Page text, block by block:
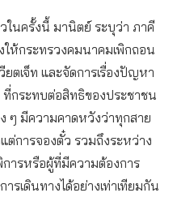
ในครั้งนี้ มานิตย์ ระบุว่า ภาคี
ให้กระทรวงคมนาคมเพิกถอน
ตเจ็ท และจัดการเรื่องปัญหา
กระทบต่อสิทธิของประชาชน
ๆ มีความคาดหวังว่าทุกสาย
การจองตั๋ว รวมถึงระหว่าง
ารหรือผู้ที่มีความต้องการ
รเดินทางได้อย่างเท่าเทียมกัน